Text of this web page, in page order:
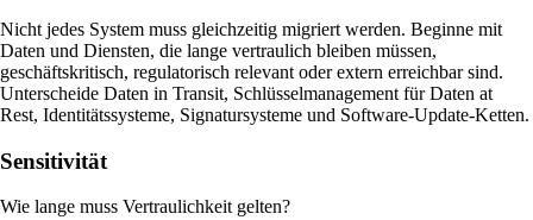
Nicht jedes System muss gleichzeitig migriert werden. Beginne mit
Daten und Diensten, die lange vertraulich bleiben müssen,
geschäftskritisch, regulatorisch relevant oder extern erreichbar sind.
Unterscheide Daten in Transit, Schlüsselmanagement für Daten at
Rest, Identitätssysteme, Signatursysteme und Software-Update-Ketten.
Sensitivität
Wie lange muss Vertraulichkeit gelten?